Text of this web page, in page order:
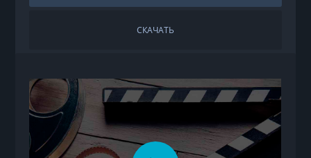
СКАЧАТЬ